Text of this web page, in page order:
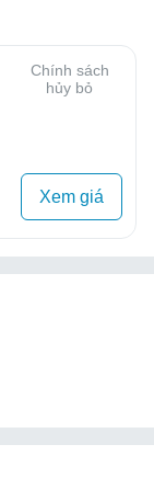
Chính sách
hủy bỏ
Xem giá